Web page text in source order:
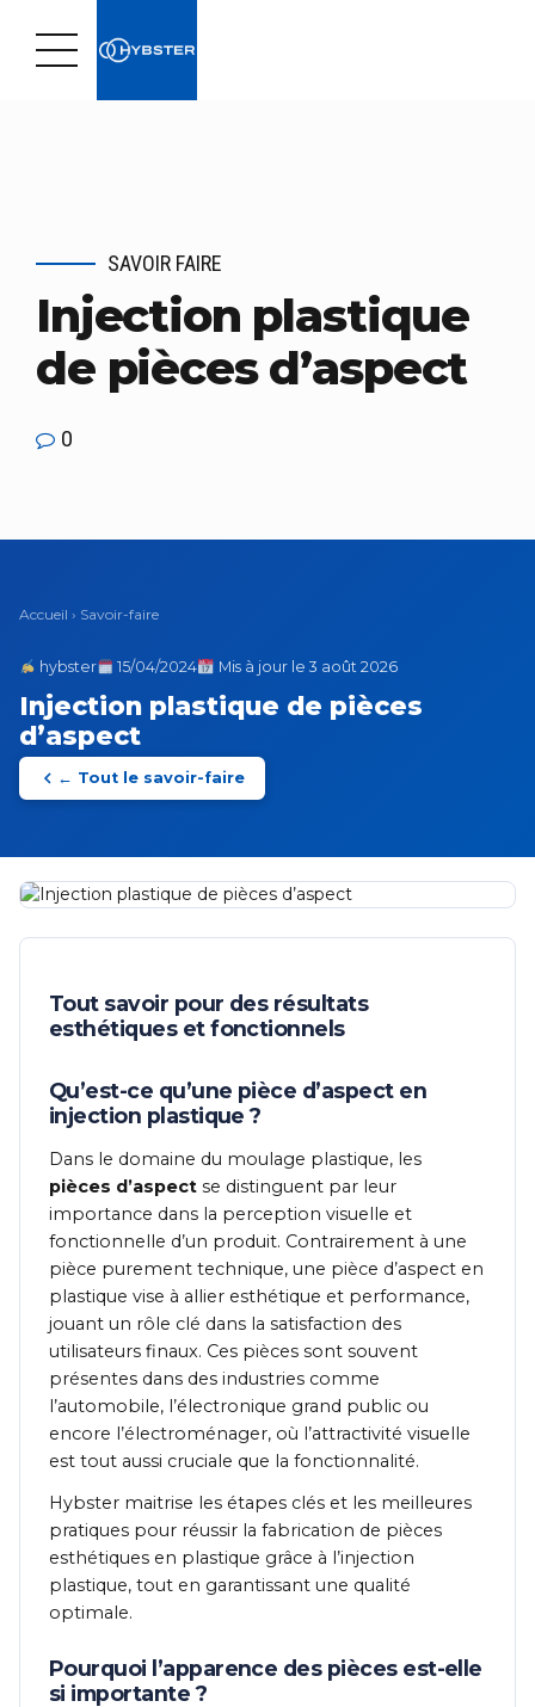
SAVOIR FAIRE
Injection plastique
de pièces d’aspect
0
Accueil › Savoir-faire
hybster 15/04/2024 Mis à jour le 3 août 2026
Injection plastique de pièces
d’aspect
← Tout le savoir-faire
Tout savoir pour des résultats
esthétiques et fonctionnels
Qu’est-ce qu’une pièce d’aspect en
injection plastique ?
Dans le domaine du moulage plastique, les
pièces d’aspect se distinguent par leur
importance dans la perception visuelle et
fonctionnelle d’un produit. Contrairement à une
pièce purement technique, une pièce d’aspect en
plastique vise à allier esthétique et performance,
jouant un rôle clé dans la satisfaction des
utilisateurs finaux. Ces pièces sont souvent
présentes dans des industries comme
l’automobile, l’électronique grand public ou
encore l’électroménager, où l’attractivité visuelle
est tout aussi cruciale que la fonctionnalité.
Hybster maitrise les étapes clés et les meilleures
pratiques pour réussir la fabrication de pièces
esthétiques en plastique grâce à l’injection
plastique, tout en garantissant une qualité
optimale.
Pourquoi l’apparence des pièces est-elle
si importante ?